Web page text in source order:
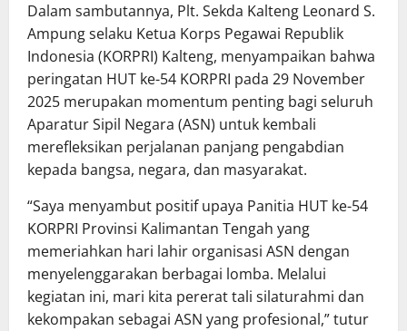
Dalam sambutannya, Plt. Sekda Kalteng Leonard S.
Ampung selaku Ketua Korps Pegawai Republik
Indonesia (KORPRI) Kalteng, menyampaikan bahwa
peringatan HUT ke-54 KORPRI pada 29 November
2025 merupakan momentum penting bagi seluruh
Aparatur Sipil Negara (ASN) untuk kembali
merefleksikan perjalanan panjang pengabdian
kepada bangsa, negara, dan masyarakat.
“Saya menyambut positif upaya Panitia HUT ke-54
KORPRI Provinsi Kalimantan Tengah yang
memeriahkan hari lahir organisasi ASN dengan
menyelenggarakan berbagai lomba. Melalui
kegiatan ini, mari kita pererat tali silaturahmi dan
kekompakan sebagai ASN yang profesional,” tutur